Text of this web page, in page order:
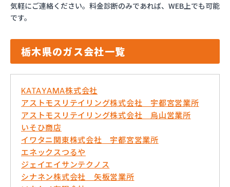
気軽にご連絡ください。料金診断のみであれば、WEB上でも可能
です。
栃木県のガス会社一覧
KATAYAMA株式会社
アストモスリテイリング株式会社 宇都宮営業所
アストモスリテイリング株式会社 烏山営業所
いそひ商店
イワタニ関東株式会社 宇都宮営業所
エネックスつるや
ジェイエイサンテクノス
シナネン株式会社 矢板営業所